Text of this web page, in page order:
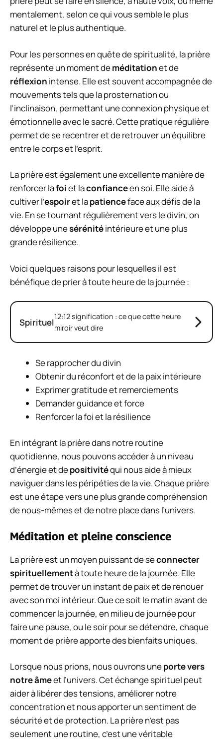
mentalement, selon ce qui vous semble le plus
naturel et le plus authentique.
Pour les personnes en quête de spiritualité, la prière
représente un moment deméditationet de
réflexion intense. Elle est souvent accompagnée de
mouvements tels que la prosternation ou
l’inclinaison, permettant une connexion physique et
émotionnelle avec le sacré. Cette pratique régulière
permet de se recentrer et de retrouver un équilibre
entre le corps et l’esprit.
La prière est également une excellente manière de
renforcer lafoiet laconfianceen soi. Elle aide à
cultiver l’espoiret lapatienceface aux défis de la
vie. En se tournant régulièrement vers le divin, on
développe unesérénitéintérieure et une plus
grande résilience.
Voici quelques raisons pour lesquelles il est
bénéfique de prier à toute heure de la journée :
Spirituel12:12 signification : ce que cette heure
miroir veut dire
Se rapprocher du divin
Obtenir du réconfort et de la paix intérieure
Exprimer gratitude et remerciements
Demander guidance et force
Renforcer la foi et la résilience
En intégrant la prière dans notre routine
quotidienne, nous pouvons accéder à un niveau
d’énergie et depositivitéqui nous aide à mieux
naviguer dans les péripéties de la vie. Chaque prière
est une étape vers une plus grande compréhension
de nous-mêmes et de notre place dans l’univers.
Méditation et pleine conscience
La prière est un moyen puissant de seconnecter
spirituellementà toute heure de la journée. Elle
permet de trouver un instant de paix et de renouer
avec son moi intérieur. Que ce soit le matin avant de
commencer la journée, en milieu de journée pour
faire une pause, ou le soir pour se détendre, chaque
moment de prière apporte des bienfaits uniques.
Lorsque nous prions, nous ouvrons uneporte vers
notre âmeet l’univers. Cet échange spirituel peut
aider à libérer des tensions, améliorer notre
concentration et nous apporter un sentiment de
sécurité et de protection. La prière n’est pas
seulement une routine, c’est une véritable